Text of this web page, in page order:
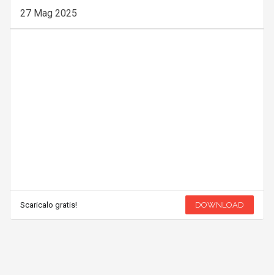
27 Mag 2025
Scaricalo gratis! DOWNLOAD